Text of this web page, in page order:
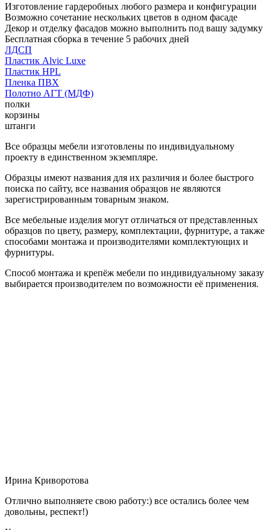
Изготовление гардеробных любого размера и конфигурации
Возможно сочетание нескольких цветов в одном фасаде
Декор и отделку фасадов можно выполнить под вашу задумку
Бесплатная сборка в течение 5 рабочих дней
ЛДСП
Пластик Alvic Luxe
Пластик HPL
Пленка ПВХ
Полотно АГТ (МДФ)
полки
корзины
штанги
Все образцы мебели изготовлены по индивидуальному
проекту в единственном экземпляре.
Образцы имеют названия для их различия и более быстрого
поиска по сайту, все названия образцов не являются
зарегистрированным товарным знаком.
Все мебельные изделия могут отличаться от представленных
образцов по цвету, размеру, комплектации, фурнитуре, а также
способами монтажа и производителями комплектующих и
фурнитуры.
Способ монтажа и крепёж мебели по индивидуальному заказу
выбирается производителем по возможности её применения.
Ирина Криворотова
Отлично выполняете свою работу:) все остались более чем
довольны, респект!)